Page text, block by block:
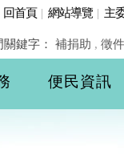
回首頁| 網站導覽 | 主
鍵字： 補捐助 , 徵件
便民資訊